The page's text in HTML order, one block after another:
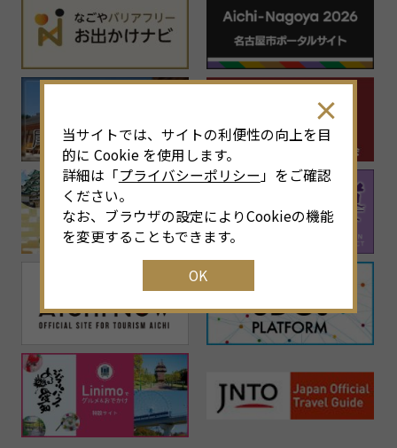
当サイトでは、サイトの利便性の向上を目
的に Cookie を使用します。
詳細は「プライバシーポリシー 」をご確認
ください。
なお、ブラウザの設定によりCookieの機能
を変更することもできます。
OK